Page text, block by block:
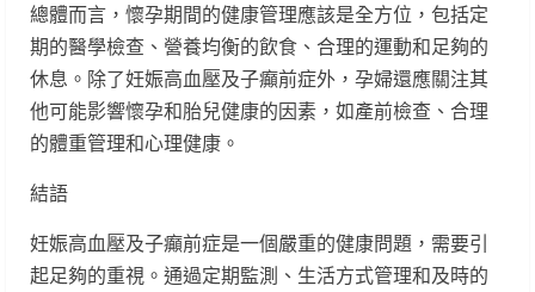
總體而言，懷孕期間的健康管理應該是全方位，包括定
期的醫學檢查、營養均衡的飲食、合理的運動和足夠的
休息。除了妊娠高血壓及子癲前症外，孕婦還應關注其
他可能影響懷孕和胎兒健康的因素，如產前檢查、合理
的體重管理和心理健康。
結語
妊娠高血壓及子癲前症是一個嚴重的健康問題，需要引
起足夠的重視。通過定期監測、生活方式管理和及時的